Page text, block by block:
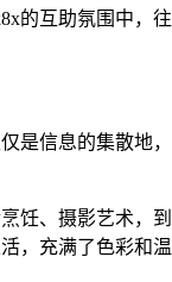
的互助氛围中，
是信息的集散地
饪、摄影艺术，
，充满了色彩和温